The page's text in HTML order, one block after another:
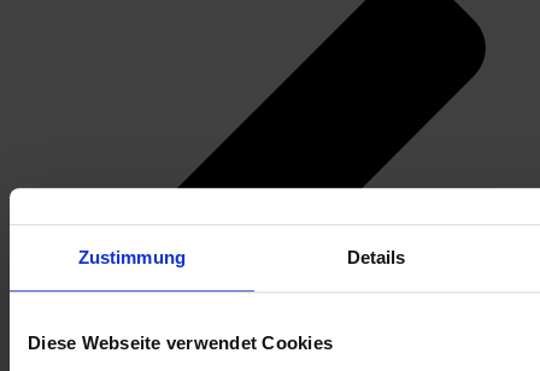
Zustimmung Details
Diese Webseite verwendet Cookies